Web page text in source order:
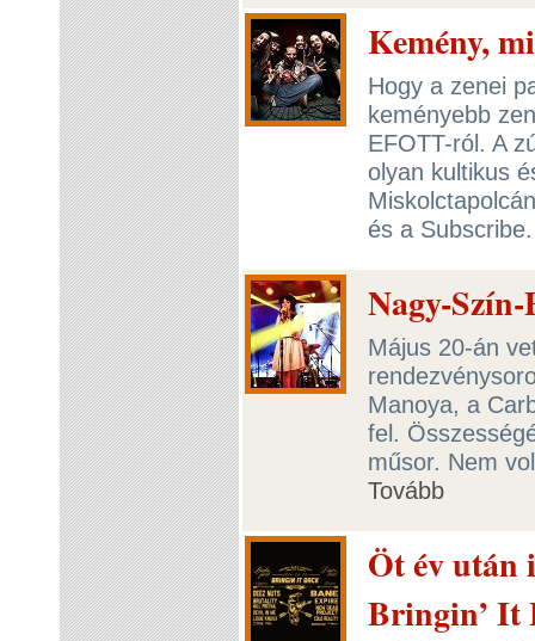
Kemény,
Hogy a zenei
keményebb
EFOTT-ról. A
olyan kultikus
és a
Nagy-
Május 20-án
Manoya, a
fel.
műsor. Nem
Tovább
Öt év után
Bringin’ It